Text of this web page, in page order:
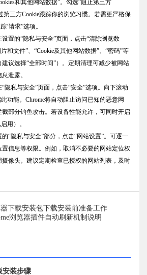
和其他网站数据”。勾选“阻止第三方
第三方Cookie跟踪你的浏览习惯。若需更严格保
’请求”选项。
置的“隐私与安全”页面，点击“清除浏览数
和文件”、“Cookie及其他网站数据”、“密码”等
议选择“全部时间”）。定期清理可减少被网站
泄露。
隐私与安全”页面，点击“安全”选项。向下滚动
功能。Chrome将自动阻止访问已知的恶意网
部分钓鱼攻击。若设备性能允许，可同时开启
用）。
“隐私与安全”部分，点击“网站设置”。可逐一
信息等权限。例如，取消不必要的网站定位权
像头。建议定期检查已授权的网站列表，及时
下载安装包下载安装前准备工作
浏览器插件自动刷新机制说明
安装步骤